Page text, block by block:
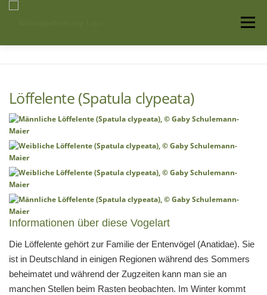
Menü
Löffelente (Spatula clypeata)
Informationen über diese Vogelart
Die Löffelente gehört zur Familie der Entenvögel (Anatidae). Sie
ist in Deutschland in einigen Regionen während des Sommers
beheimatet und während der Zugzeiten kann man sie an
manchen Stellen beim Rasten beobachten. Im Winter kommt